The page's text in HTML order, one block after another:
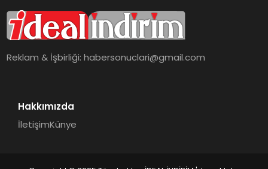
Reklam & İşbirliği:habersonuclari@gmail.com
Hakkımızda
İletişimKünye